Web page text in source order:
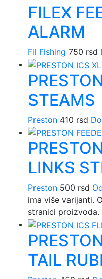
FILEX
ALARM
Fil Fishing 750 rsd
STEAMS
Preston 410 rsd
LINKS
Preston 500 rsd
ima više varijanti.
stranici proizvoda.
TAIL